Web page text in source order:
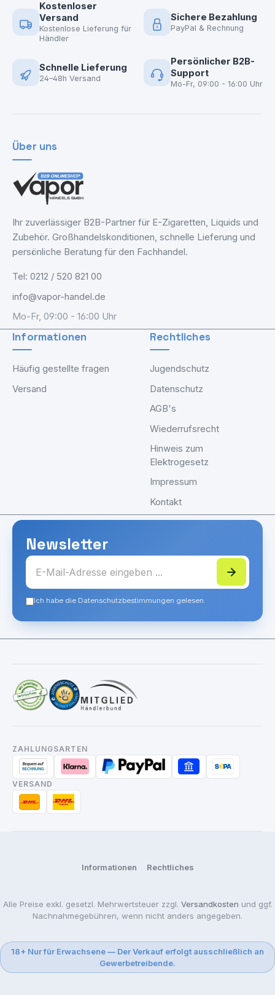
Kostenloser
Versand
Kostenlose Lieferung für
Händler
Sichere Bezahlung
PayPal & Rechnung
Schnelle Lieferung
24–48h Versand
Persönlicher B2B-
Support
Mo-Fr, 09:00 - 16:00 Uhr
Über uns
Ihr zuverlässiger B2B-Partner für E-Zigaretten, Liquids und
Zubehör. Großhandelskonditionen, schnelle Lieferung und
persönliche Beratung für den Fachhandel.
Tel: 0212 / 520 821 00
info@vapor-handel.de
Mo-Fr, 09:00 - 16:00 Uhr
Informationen
Häufig gestellte fragen
Versand
Rechtliches
Jugendschutz
Datenschutz
AGB's
Wiederrufsrecht
Hinweis zum
Elektrogesetz
Impressum
Kontakt
Newsletter
Ich habe die Datenschutzbestimmungen gelesen.
ZAHLUNGSARTEN
VERSAND
Informationen Rechtliches
Alle Preise exkl. gesetzl. Mehrwertsteuer zzgl. Versandkosten und ggf.
Nachnahmegebühren, wenn nicht anders angegeben.
18+ Nur für Erwachsene — Der Verkauf erfolgt ausschließlich an
Gewerbetreibende.